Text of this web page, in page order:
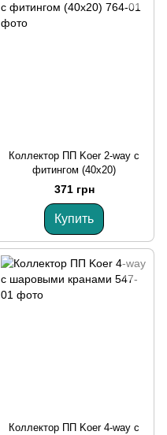
Коллектор ПП Koer 2-way с
фитингом (40x20)
371 грн
Купить
Коллектор ПП Koer 4-way с